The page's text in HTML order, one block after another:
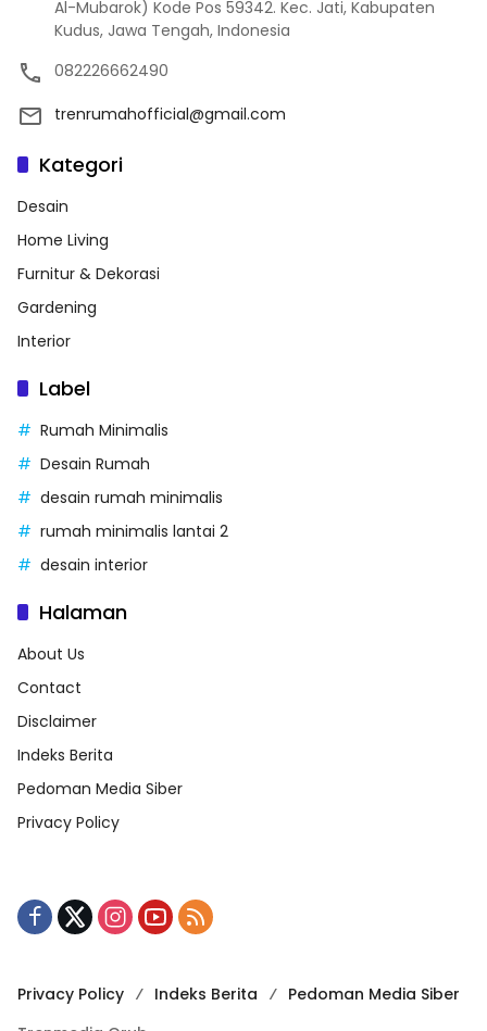
Al-Mubarok) Kode Pos 59342. Kec. Jati, Kabupaten
Kudus, Jawa Tengah, Indonesia
082226662490
trenrumahofficial@gmail.com
Kategori
Desain
Home Living
Furnitur & Dekorasi
Gardening
Interior
Label
Rumah Minimalis
Desain Rumah
desain rumah minimalis
rumah minimalis lantai 2
desain interior
Halaman
About Us
Contact
Disclaimer
Indeks Berita
Pedoman Media Siber
Privacy Policy
Privacy Policy Indeks Berita
Pedoman Media Siber